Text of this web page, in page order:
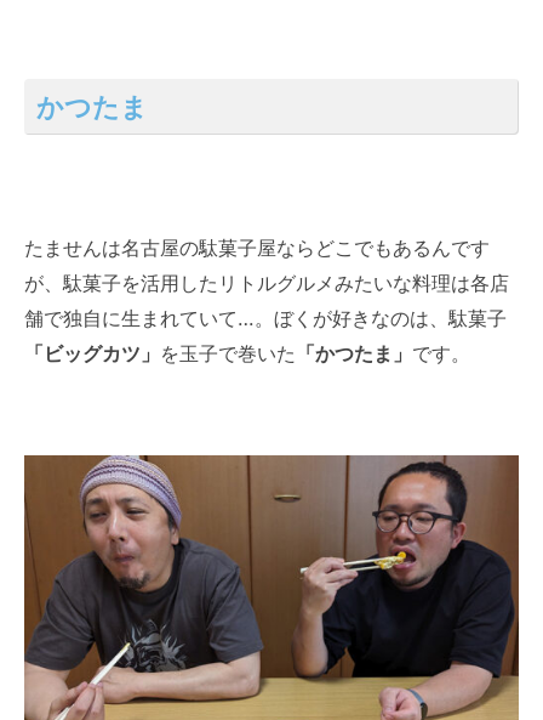
かつたま
たませんは名古屋の駄菓子屋ならどこでもあるんです
が、駄菓子を活用したリトルグルメみたいな料理は各店
舗で独自に生まれていて…。ぼくが好きなのは、駄菓子
「ビッグカツ」 を玉子で巻いた 「かつたま」 です。